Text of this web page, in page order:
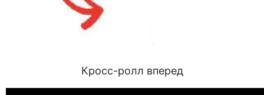
Кросс-ролл вперед